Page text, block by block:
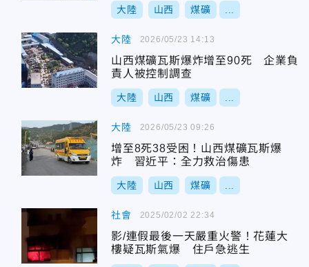
大陸 山西 煤礦
大陸
山西煤礦瓦斯爆炸增至90死 企業負
責人被控制調查
大陸 山西 煤礦
2026/05/23 14:13
大陸
增至8死38受困！山西煤礦瓦斯爆
炸 習近平：全力救治傷患
大陸 山西 煤礦
2026/05/23 09:26
社會
影/連假最後一天嚴重火警！花蓮大
樓疑瓦斯氣爆 住戶急逃生
2025/02/02 22:34